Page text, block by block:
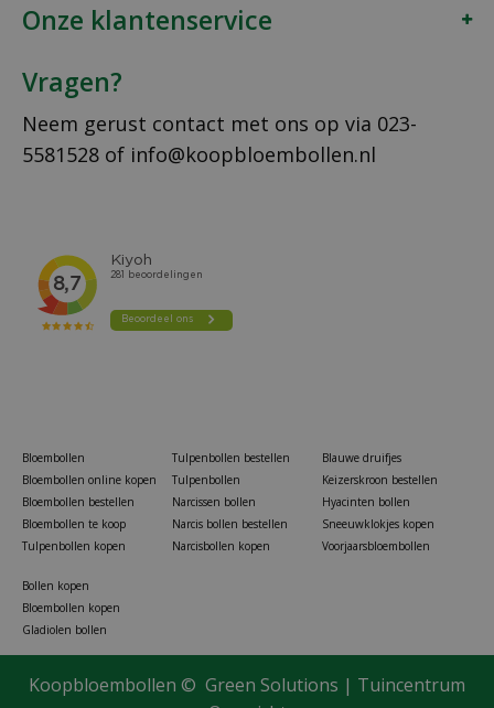
Onze klantenservice
Vragen?
Neem gerust contact met ons op via 023-
5581528 of info@koopbloembollen.nl
Bloembollen
Bloembollen online kopen
Bloembollen bestellen
Bloembollen te koop
Tulpenbollen kopen
Tulpenbollen bestellen
Tulpenbollen
Narcissen bollen
Narcis bollen bestellen
Narcisbollen kopen
Blauwe druifjes
Keizerskroon bestellen
Hyacinten bollen
Sneeuwklokjes kopen
Voorjaarsbloembollen
Bollen kopen
Bloembollen kopen
Gladiolen bollen
Koopbloembollen © Green Solutions | Tuincentrum